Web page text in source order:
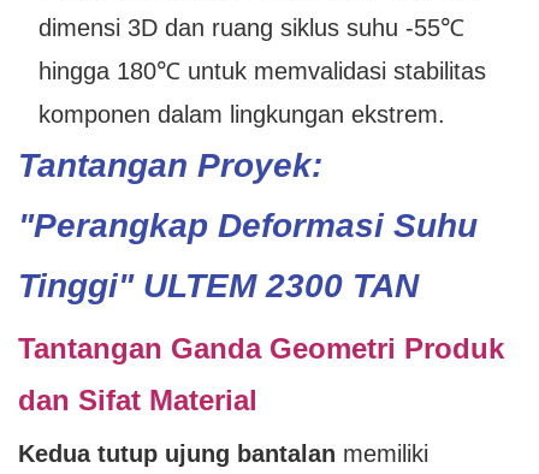
dimensi 3D dan ruang siklus suhu -55℃
hingga 180℃ untuk memvalidasi stabilitas
komponen dalam lingkungan ekstrem.
Tantangan Proyek:
"Perangkap Deformasi Suhu
Tinggi" ULTEM 2300 TAN
Tantangan Ganda Geometri Produk
dan Sifat Material
Kedua tutup ujung bantalan memiliki